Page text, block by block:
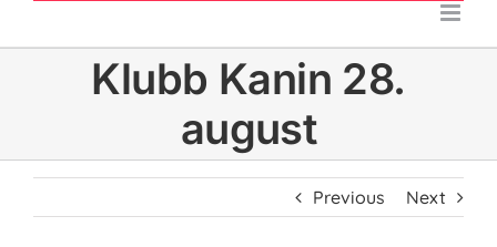
Klubb Kanin 28.
august
Previous Next